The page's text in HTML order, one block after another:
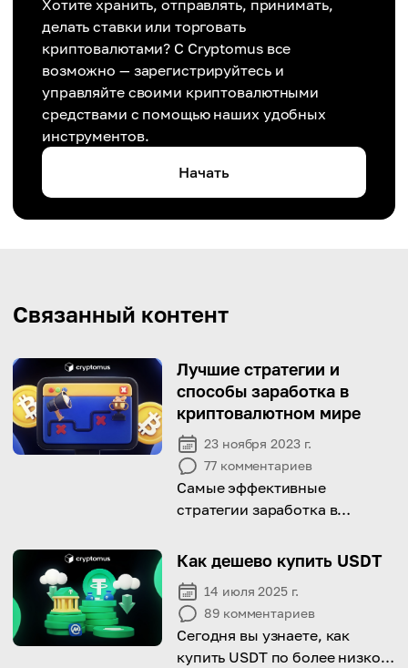
Хотите хранить, отправлять, принимать,
делать ставки или торговать
криптовалютами? С Cryptomus все
возможно — зарегистрируйтесь и
управляйте своими криптовалютными
средствами с помощью наших удобных
инструментов.
Начать
Связанный контент
Лучшие стратегии и
способы заработка в
криптовалютном мире
23 ноября 2023 г.
77 комментариев
Самые эффективные
стратегии заработка в
Как дешево купить USDT
14 июля 2025 г.
89 комментариев
Сегодня вы узнаете, как
купить USDT по более низкой